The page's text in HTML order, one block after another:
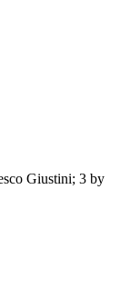
Giustini; 3 by